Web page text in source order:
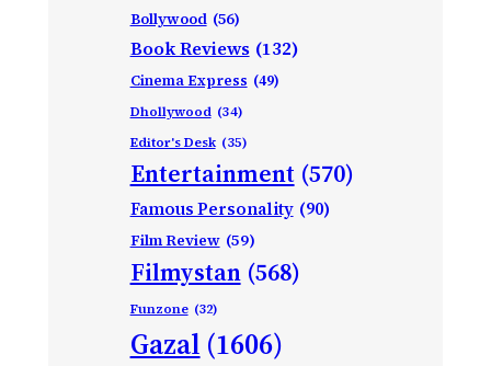
Bollywood (56)
Book Reviews (132)
Cinema Express (49)
Dhollywood (34)
Editor's Desk (35)
Entertainment (570)
Famous Personality (90)
Film Review (59)
Filmystan (568)
Funzone (32)
Gazal (1606)